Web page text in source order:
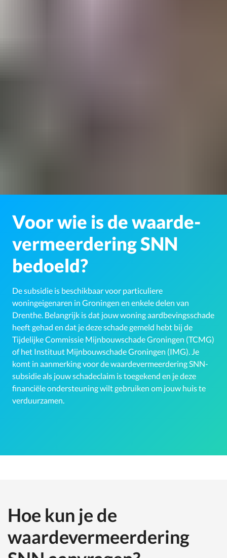
Voor wie is de waarde-
vermeerdering SNN
bedoeld?
De subsidie is beschikbaar voor particuliere
woningeigenaren in Groningen en enkele delen van
Drenthe. Belangrijk is dat jouw woning aardbevingsschade
heeft gehad en dat je deze schade gemeld hebt bij de
Tijdelijke Commissie Mijnbouwschade Groningen (TCMG)
of het Instituut Mijnbouwschade Groningen (IMG). Je
komt in aanmerking voor de waardevermeerdering SNN-
subsidie als jouw schadeclaim is toegekend en je deze
financiële ondersteuning wilt gebruiken om jouw huis te
verduurzamen.
Hoe kun je de
waardevermeerdering